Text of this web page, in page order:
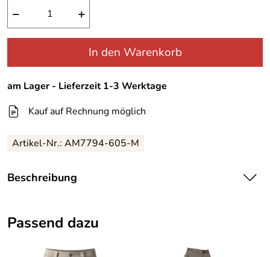
− +
In den Warenkorb
am Lager - Lieferzeit 1-3 Werktage
Kauf auf Rechnung möglich
Artikel-Nr.: AM7794-605-M
Beschreibung
Columbia Hemd Markerville Shirt Gr.
Passend dazu